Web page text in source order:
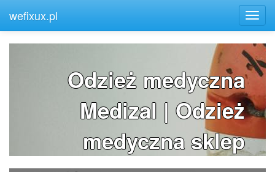
wefixux.pl
Odzież medyczna
Medizal | Odzież
medyczna sklep